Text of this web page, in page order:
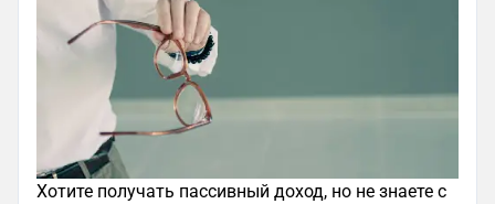
Хотите получать пассивный доход, но не знаете с